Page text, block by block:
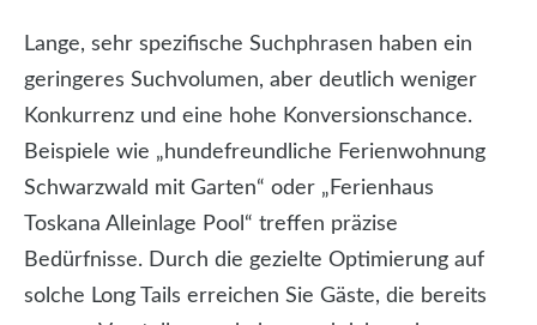
Lange, sehr spezifische Suchphrasen haben ein
geringeres Suchvolumen, aber deutlich weniger
Konkurrenz und eine hohe Konversionschance.
Beispiele wie „hundefreundliche Ferienwohnung
Schwarzwald mit Garten“ oder „Ferienhaus
Toskana Alleinlage Pool“ treffen präzise
Bedürfnisse. Durch die gezielte Optimierung auf
solche Long Tails erreichen Sie Gäste, die bereits